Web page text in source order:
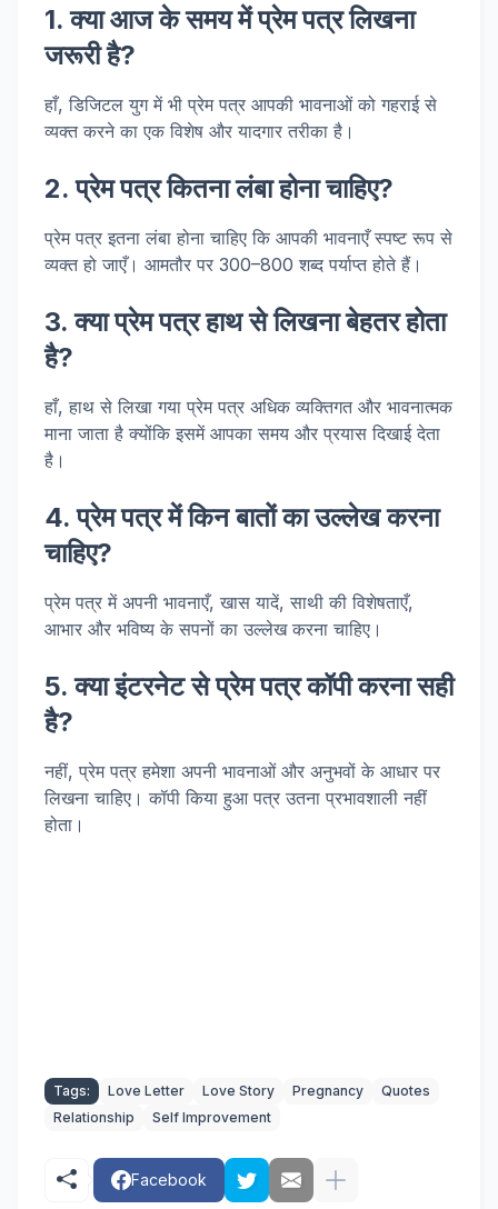
1. क्या आज के समय में प्रेम पत्र लिखना
जरूरी है?
हाँ, डिजिटल युग में भी प्रेम पत्र आपकी भावनाओं को गहराई से
व्यक्त करने का एक विशेष और यादगार तरीका है।
2. प्रेम पत्र कितना लंबा होना चाहिए?
प्रेम पत्र इतना लंबा होना चाहिए कि आपकी भावनाएँ स्पष्ट रूप से
व्यक्त हो जाएँ। आमतौर पर 300–800 शब्द पर्याप्त होते हैं।
3. क्या प्रेम पत्र हाथ से लिखना बेहतर होता
है?
हाँ, हाथ से लिखा गया प्रेम पत्र अधिक व्यक्तिगत और भावनात्मक
माना जाता है क्योंकि इसमें आपका समय और प्रयास दिखाई देता
है।
4. प्रेम पत्र में किन बातों का उल्लेख करना
चाहिए?
प्रेम पत्र में अपनी भावनाएँ, खास यादें, साथी की विशेषताएँ,
आभार और भविष्य के सपनों का उल्लेख करना चाहिए।
5. क्या इंटरनेट से प्रेम पत्र कॉपी करना सही
है?
नहीं, प्रेम पत्र हमेशा अपनी भावनाओं और अनुभवों के आधार पर
लिखना चाहिए। कॉपी किया हुआ पत्र उतना प्रभावशाली नहीं
होता।
Tags: Love Letter Love Story Pregnancy
Quotes
Relationship
Self Improvement
Facebook